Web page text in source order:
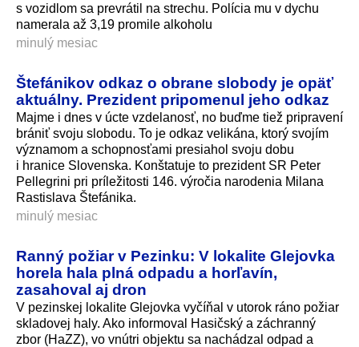
s vozidlom sa prevrátil na strechu. Polícia mu v dychu
namerala až 3,19 promile alkoholu
minulý mesiac
Štefánikov odkaz o obrane slobody je opäť
aktuálny. Prezident pripomenul jeho odkaz
Majme i dnes v úcte vzdelanosť, no buďme tiež pripravení
brániť svoju slobodu. To je odkaz velikána, ktorý svojím
významom a schopnosťami presiahol svoju dobu
i hranice Slovenska. Konštatuje to prezident SR Peter
Pellegrini pri príležitosti 146. výročia narodenia Milana
Rastislava Štefánika.
minulý mesiac
Ranný požiar v Pezinku: V lokalite Glejovka
horela hala plná odpadu a horľavín,
zasahoval aj dron
V pezinskej lokalite Glejovka vyčíňal v utorok ráno požiar
skladovej haly. Ako informoval Hasičský a záchranný
zbor (HaZZ), vo vnútri objektu sa nachádzal odpad a